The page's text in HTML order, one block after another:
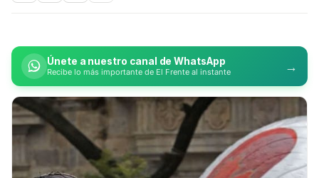
Únete a nuestro canal de WhatsApp
Recibe lo más importante de El Frente al instante →